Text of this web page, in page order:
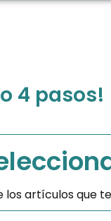
4 pasos!
los artículos que